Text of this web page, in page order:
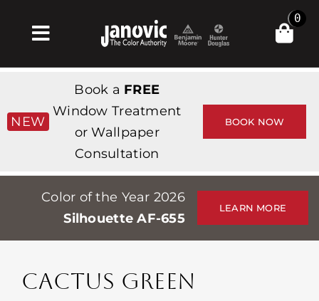
Toggle
Navigation
Products & Services
Магазин
Professionals
Stores
События
0
NEW
Book a FREE
Window Treatment
or Wallpaper
Consultation
BOOK NOW
Color of the Year 2026
Silhouette AF-655
LEARN MORE
CACTUS GREEN